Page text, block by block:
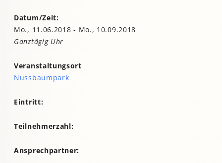
Datum/Zeit:
Mo., 11.06.2018 - Mo., 10.09.2018
Ganztägig Uhr
Veranstaltungsort
Nussbaumpark
Eintritt:
Teilnehmerzahl:
Ansprechpartner: